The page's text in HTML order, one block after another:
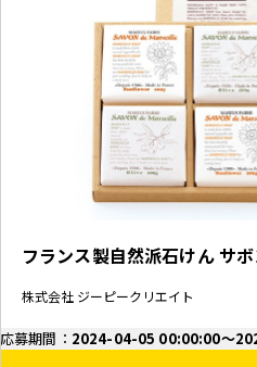
フランス製自然派石けん サ
株式会社 ジーピークリエイト
応募期間： 2024-04-05 00:00:00～